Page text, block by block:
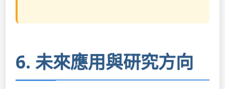
6. 未來應用與研究方向